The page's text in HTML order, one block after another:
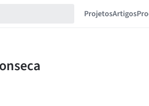
ProjetosArtigos